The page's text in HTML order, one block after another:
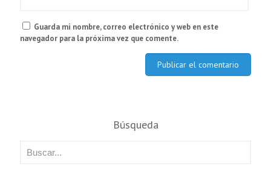
Guarda mi nombre, correo electrónico y web en este
navegador para la próxima vez que comente.
Búsqueda